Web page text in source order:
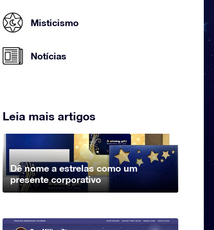
Misticismo
Notícias
Leia mais artigos
Dê nome a estrelas como um
presente corporativo